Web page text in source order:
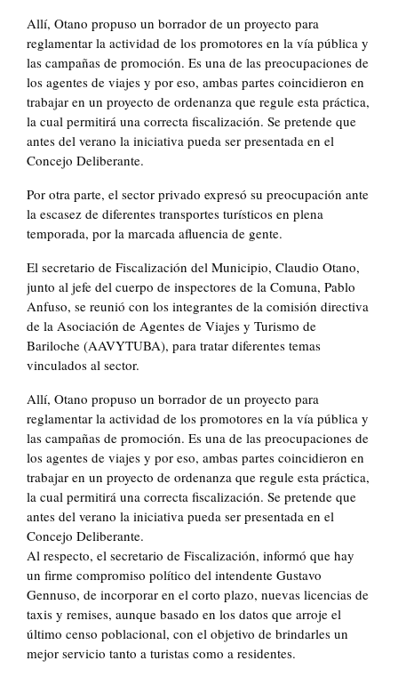
Allí, Otano propuso un borrador de un proyecto para
reglamentar la actividad de los promotores en la vía pública y
las campañas de promoción. Es una de las preocupaciones de
los agentes de viajes y por eso, ambas partes coincidieron en
trabajar en un proyecto de ordenanza que regule esta práctica,
la cual permitirá una correcta fiscalización. Se pretende que
antes del verano la iniciativa pueda ser presentada en el
Concejo Deliberante.
Por otra parte, el sector privado expresó su preocupación ante
la escasez de diferentes transportes turísticos en plena
temporada, por la marcada afluencia de gente.
El secretario de Fiscalización del Municipio, Claudio Otano,
junto al jefe del cuerpo de inspectores de la Comuna, Pablo
Anfuso, se reunió con los integrantes de la comisión directiva
de la Asociación de Agentes de Viajes y Turismo de
Bariloche (AAVYTUBA), para tratar diferentes temas
vinculados al sector.
Allí, Otano propuso un borrador de un proyecto para
reglamentar la actividad de los promotores en la vía pública y
las campañas de promoción. Es una de las preocupaciones de
los agentes de viajes y por eso, ambas partes coincidieron en
trabajar en un proyecto de ordenanza que regule esta práctica,
la cual permitirá una correcta fiscalización. Se pretende que
antes del verano la iniciativa pueda ser presentada en el
Concejo Deliberante.
Al respecto, el secretario de Fiscalización, informó que hay
un firme compromiso político del intendente Gustavo
Gennuso, de incorporar en el corto plazo, nuevas licencias de
taxis y remises, aunque basado en los datos que arroje el
último censo poblacional, con el objetivo de brindarles un
mejor servicio tanto a turistas como a residentes.